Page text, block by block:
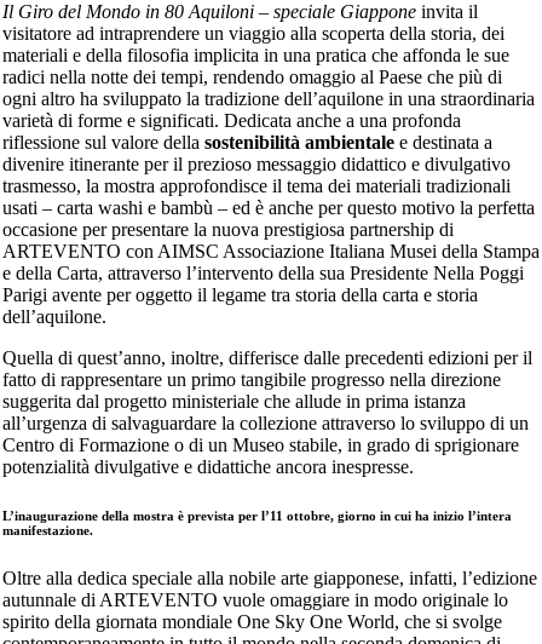
Il Giro del Mondo in 80 Aquiloni – speciale Giapponeinvita il
visitatore ad intraprendere un viaggio alla scoperta della storia, dei
materiali e della filosofia implicita in una pratica che affonda le sue
radici nella notte dei tempi, rendendo omaggio al Paese che più di
ogni altro ha sviluppato la tradizione dell’aquilone in una straordinaria
varietà di forme e significati. Dedicata anche a una profonda
riflessione sul valore della sostenibilità ambientalee destinata a
divenire itinerante per il prezioso messaggio didattico e divulgativo
trasmesso, la mostra approfondisce il tema dei materiali tradizionali
usati – carta washi e bambù – ed è anche per questo motivo la perfetta
occasione per presentare la nuova prestigiosa partnership di
ARTEVENTO con AIMSC Associazione Italiana Musei della Stampa
e della Carta, attraverso l’intervento della sua Presidente Nella Poggi
Parigi avente per oggetto il legame tra storia della carta e storia
dell’aquilone.
Quella di quest’anno, inoltre, differisce dalle precedenti edizioni per il
fatto di rappresentare un primo tangibile progresso nella direzione
suggerita dal progetto ministeriale che allude in prima istanza
all’urgenza di salvaguardare la collezione attraverso lo sviluppo di un
Centro di Formazione o di un Museo stabile, in grado di sprigionare
potenzialità divulgative e didattiche ancora inespresse.
L’inaugurazione della mostra è prevista per l’11 ottobre, giorno in cui ha inizio l’intera
manifestazione.
Oltre alla dedica speciale alla nobile arte giapponese, infatti, l’edizione
autunnale di ARTEVENTO vuole omaggiare in modo originale lo
spirito della giornata mondiale One Sky One World, che si svolge